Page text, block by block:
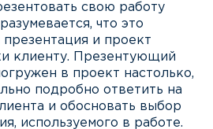
свою работу
что это
презентация и проект
клиенту. Презентующий
в проект настолько,
подробно ответить на
и обосновать выбор
используемого в работе.